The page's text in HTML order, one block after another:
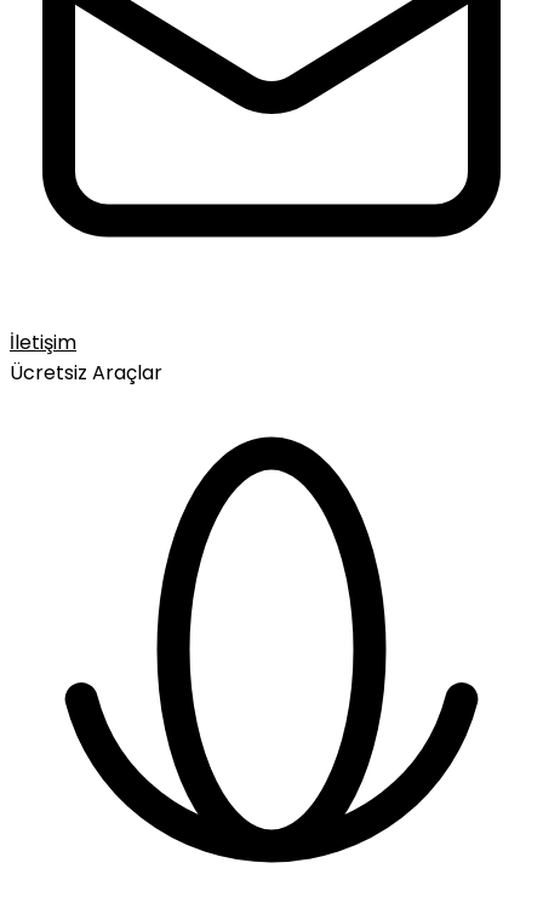
İletişim
Ücretsiz Araçlar